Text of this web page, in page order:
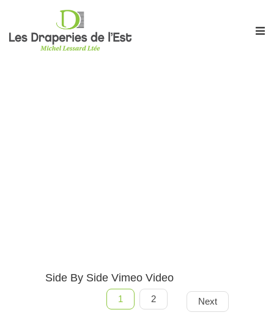
Side By Side Vimeo Video
1 2 Next